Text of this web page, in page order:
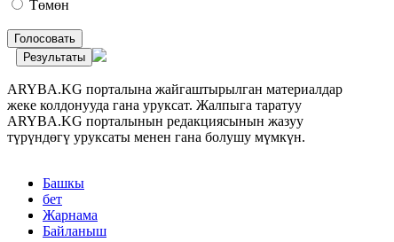
Төмөн
Голосовать
Результаты
ARYBA.KG порталына жайгаштырылган материалдар
жеке колдонууда гана уруксат. Жалпыга таратуу
ARYBA.KG порталынын редакциясынын жазуу
түрүндөгү уруксаты менен гана болушу мүмкүн.
Башкы
бет
Жарнама
Байланыш